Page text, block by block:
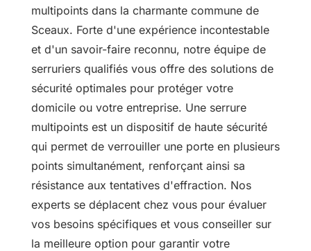
multipoints dans la charmante commune de
Sceaux. Forte d'une expérience incontestable
et d'un savoir-faire reconnu, notre équipe de
serruriers qualifiés vous offre des solutions de
sécurité optimales pour protéger votre
domicile ou votre entreprise. Une serrure
multipoints est un dispositif de haute sécurité
qui permet de verrouiller une porte en plusieurs
points simultanément, renforçant ainsi sa
résistance aux tentatives d'effraction. Nos
experts se déplacent chez vous pour évaluer
vos besoins spécifiques et vous conseiller sur
la meilleure option pour garantir votre